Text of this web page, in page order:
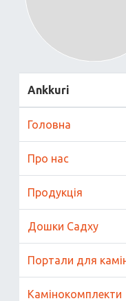
Ankkuri
Головна
Про нас
Продукція
Дошки Садху
Портали для
Камінокомплекти